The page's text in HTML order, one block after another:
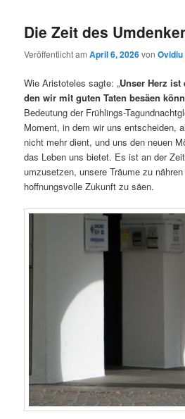
Die Zeit des
Veröffentlicht amApril 6, 2026von
Wie Aristoteles sagte: „Unser Herz
den wir mit guten Taten besäen
Bedeutung der Frühlings-
Moment, in dem wir uns entscheiden,
nicht mehr dient, und uns den neuen
das Leben uns bietet. Es ist an der
umzusetzen, unsere Träume zu
hoffnungsvolle Zukunft zu säen.